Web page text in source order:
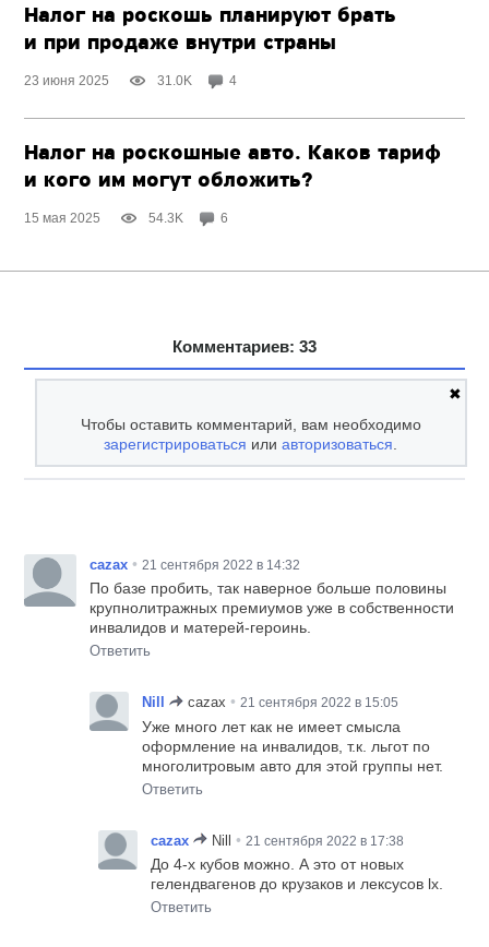
Налог на роскошь планируют брать
и при продаже внутри страны
23 июня 2025 31.0K 4
Налог на роскошные авто. Каков тариф
и кого им могут обложить?
15 мая 2025 54.3K 6
Комментариев: 33
✖
Чтобы оставить комментарий, вам необходимо
зарегистрироваться илиавторизоваться.
cazax • 21 сентября 2022 в 14:32
По базе пробить, так наверное больше половины
крупнолитражных премиумов уже в собственности
инвалидов и матерей-героинь.
Ответить
Nill cazax • 21 сентября 2022 в 15:05
Уже много лет как не имеет смысла
оформление на инвалидов, т.к. льгот по
многолитровым авто для этой группы нет.
Ответить
cazax Nill • 21 сентября 2022 в 17:38
До 4-х кубов можно. А это от новых
гелендвагенов до крузаков и лексусов lx.
Ответить